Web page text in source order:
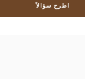
اطرح سؤالاً